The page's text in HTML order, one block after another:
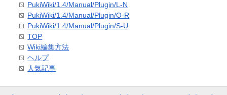
PukiWiki/1.4/Manual/Plugin/L-N
PukiWiki/1.4/Manual/Plugin/O-R
PukiWiki/1.4/Manual/Plugin/S-U
TOP
Wiki編集方法
ヘルプ
人気記事